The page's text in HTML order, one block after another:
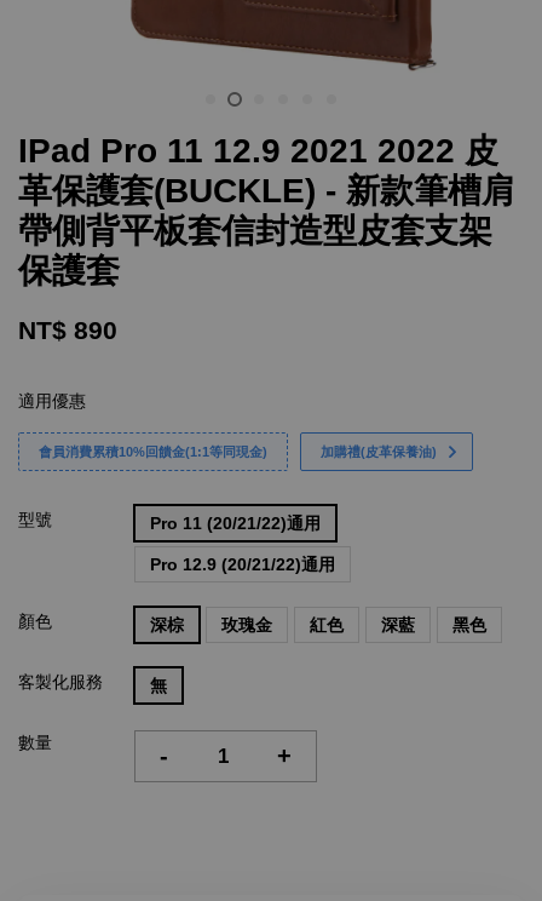
IPad Pro 11 12.9 2021 2022 皮
革保護套(BUCKLE) - 新款筆槽肩
帶側背平板套信封造型皮套支架
保護套
NT$ 890
適用優惠
會員消費累積10%回饋金(1:1等同現金) 加購禮(皮革保養油)
型號 Pro 11 (20/21/22)通用
Pro 12.9 (20/21/22)通用
顏色 深棕 玫瑰金 紅色 深藍 黑色
客製化服務 無
數量 - +